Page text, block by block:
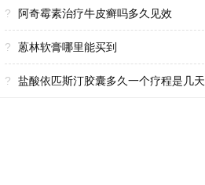
? 阿奇霉素治疗牛皮癣吗多久见效
? 蒽林软膏哪里能买到
? 盐酸依匹斯汀胶囊多久一个疗程是几天